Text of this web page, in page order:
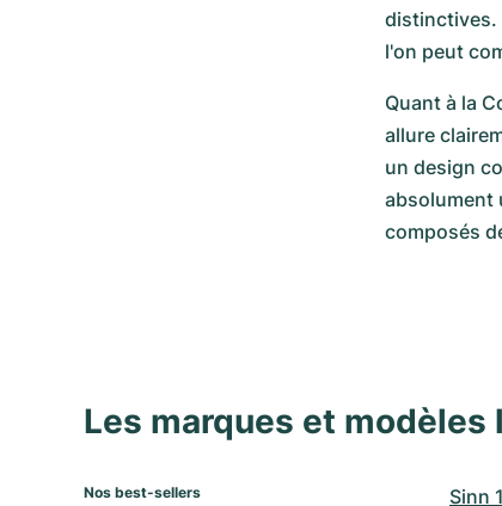
distinctives.
l'on peut
Quant à la
allure
un design
absolument
composés
Les marques et modèles
Nos best-sellers Sinn